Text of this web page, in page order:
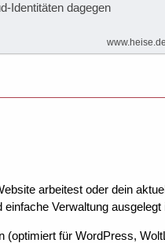
Identitäten dagegen
www.heise.de
arbeitest oder dein
Verwaltung ausgelegt
(optimiert für WordPress,